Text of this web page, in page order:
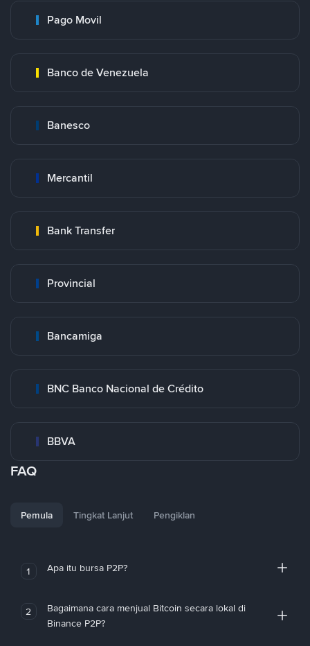
Pago Movil
Banco de Venezuela
Banesco
Mercantil
Bank Transfer
Provincial
Bancamiga
BNC Banco Nacional de Crédito
BBVA
FAQ
Pemula Tingkat Lanjut Pengiklan
1 Apa itu bursa P2P?
2
Bagaimana cara menjual Bitcoin secara lokal di
Binance P2P?